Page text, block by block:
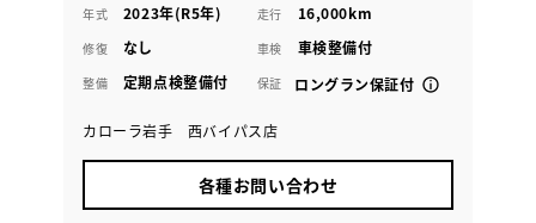
年式 2023年(R5年) 走行 16,000km
修復 なし 車検 車検整備付
整備 定期点検整備付 保証 ロングラン保証付
カローラ岩手 西バイパス店
各種お問い合わせ